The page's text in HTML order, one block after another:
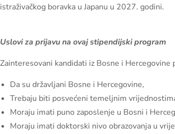
istraživačkog boravka u Japanu u 2027. godini.
Uslovi za prijavu na ovaj stipendijski program
Zainteresovani kandidati iz Bosne i
Da su državljani Bosne i Hercegovine,
Trebaju biti posvećeni temeljnim
Moraju imati puno zaposlenje u Bosni i
Moraju imati doktorski nivo obrazovanja u